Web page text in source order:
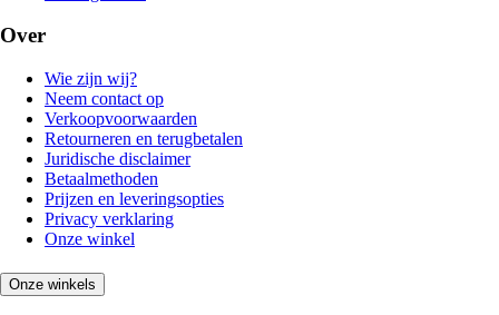
Over
Wie zijn wij?
Neem contact op
Verkoopvoorwaarden
Retourneren en terugbetalen
Juridische disclaimer
Betaalmethoden
Prijzen en leveringsopties
Privacy verklaring
Onze winkel
Onze winkels